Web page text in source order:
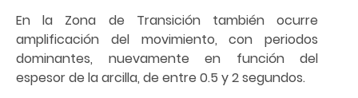
En la Zona de Transición también ocurre
amplificación del movimiento, con periodos
dominantes, nuevamente en función del
espesor de la arcilla, de entre 0.5 y 2 segundos.